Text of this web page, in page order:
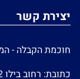
יצירת קשר
חוכמת הקבלה -
כתובת: רחוב בילו 12 פתח תקווה